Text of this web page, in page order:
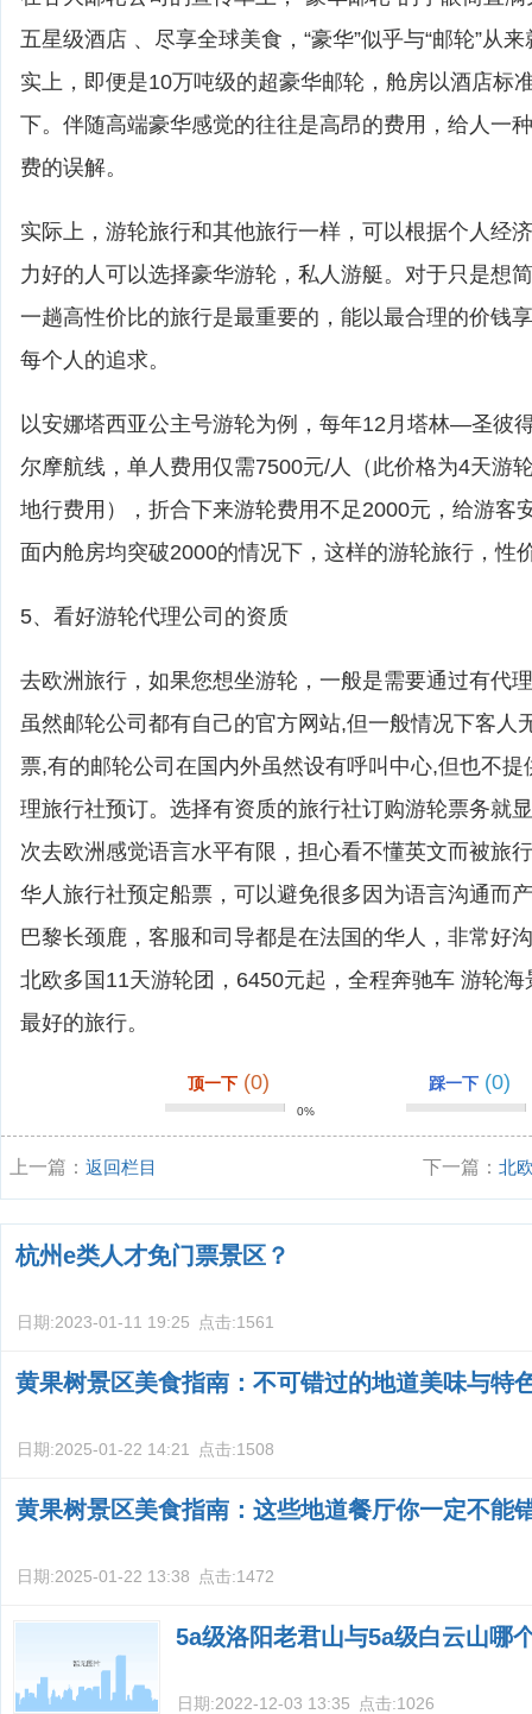
五星级酒店 、尽享全球美食，“豪华”似乎与“邮轮”从
实上，即便是10万吨级的超豪华邮轮，舱房以酒店标
下。伴随高端豪华感觉的往往是高昂的费用，给人一
费的误解。
实际上，游轮旅行和其他旅行一样，可以根据个人经
力好的人可以选择豪华游轮，私人游艇。对于只是想
一趟高性价比的旅行是最重要的，能以最合理的价钱
每个人的追求。
以安娜塔西亚公主号游轮为例，每年12月塔林—圣
尔摩航线，单人费用仅需7500元/人（此价格为4天游
地行费用），折合下来游轮费用不足2000元，给游客
面内舱房均突破2000的情况下，这样的游轮旅行，性
5、看好游轮代理公司的资质
去欧洲旅行，如果您想坐游轮，一般是需要通过有代
虽然邮轮公司都有自己的官方网站,但一般情况下客人
票,有的邮轮公司在国内外虽然设有呼叫中心,但也不
理旅行社预订。选择有资质的旅行社订购游轮票务就
次去欧洲感觉语言水平有限，担心看不懂英文而被旅
华人旅行社预定船票，可以避免很多因为语言沟通而
巴黎长颈鹿，客服和司导都是在法国的华人，非常好
北欧多国11天游轮团，6450元起，全程奔驰车 游轮
最好的旅行。
顶一下 (0)
0%
踩一下 (0)
上一篇： 返回栏目 下一篇：北
杭州e类人才免门票景区？
日期:2023-01-11 19:25 点击:1561
黄果树景区美食指南：不可错过的地道美味与特
日期:2025-01-22 14:21 点击:1508
黄果树景区美食指南：这些地道餐厅你一定不能
日期:2025-01-22 13:38 点击:1472
5a级洛阳老君山与5a级白云山哪
日期:2022-12-03 13:35 点击:1026